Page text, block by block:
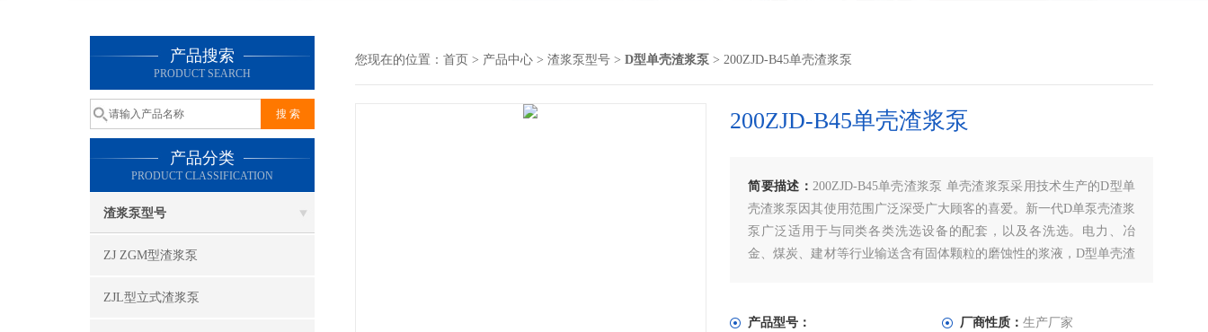
产品搜索
PRODUCT SEARCH
产品分类
PRODUCT CLASSIFICATION
渣浆泵型号
ZJ ZGM型渣浆泵
ZJL型立式渣浆泵
您现在的位置： 首页 > 产品中心 > 渣浆泵型号 > D型单壳渣浆泵 > 200ZJD-B45单壳渣浆泵
200ZJD-B45单壳渣浆泵
简要描述： 200ZJD-B45单壳渣浆泵 单壳渣浆泵采用技术生产的D型单
壳渣浆泵因其使用范围广泛深受广大顾客的喜爱。新一代D单泵壳渣浆
泵广泛适用于与同类各类洗选设备的配套，以及各洗选。电力、冶
金、煤炭、建材等行业输送含有固体颗粒的磨蚀性的浆液，D型单壳渣
产品型号：
厂商性质： 生产厂家